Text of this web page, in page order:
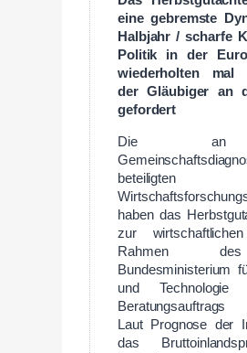
eine gebremste
Halbjahr / scharfe
Politik in der
wiederholten mal
der Gläubiger an
gefordert
Die
beteiligten
haben das
zur
Rahmen
Bundesministerium
und Technologie
Beratungsauftrags
Laut Prognose der
das